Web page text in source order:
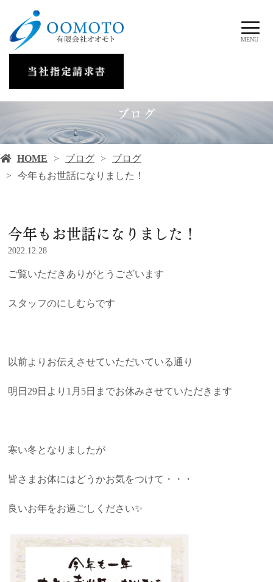
MENU
ブログ
HOME ブログ
ブログ
今年もお世話になりました！
今年もお世話になりました！
2022.12.28
ご覧いただきありがとうございます
スタッフのにしむらです
以前よりお伝えさせていただいている通り
明日29日より1月5日までお休みさせていただきます
寒い冬となりましたが
皆さまお体にはどうかお気をつけて・・・
良いお年をお過ごしください✨